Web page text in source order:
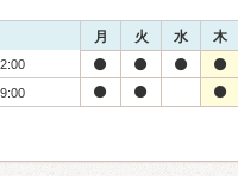
月 火 水 木